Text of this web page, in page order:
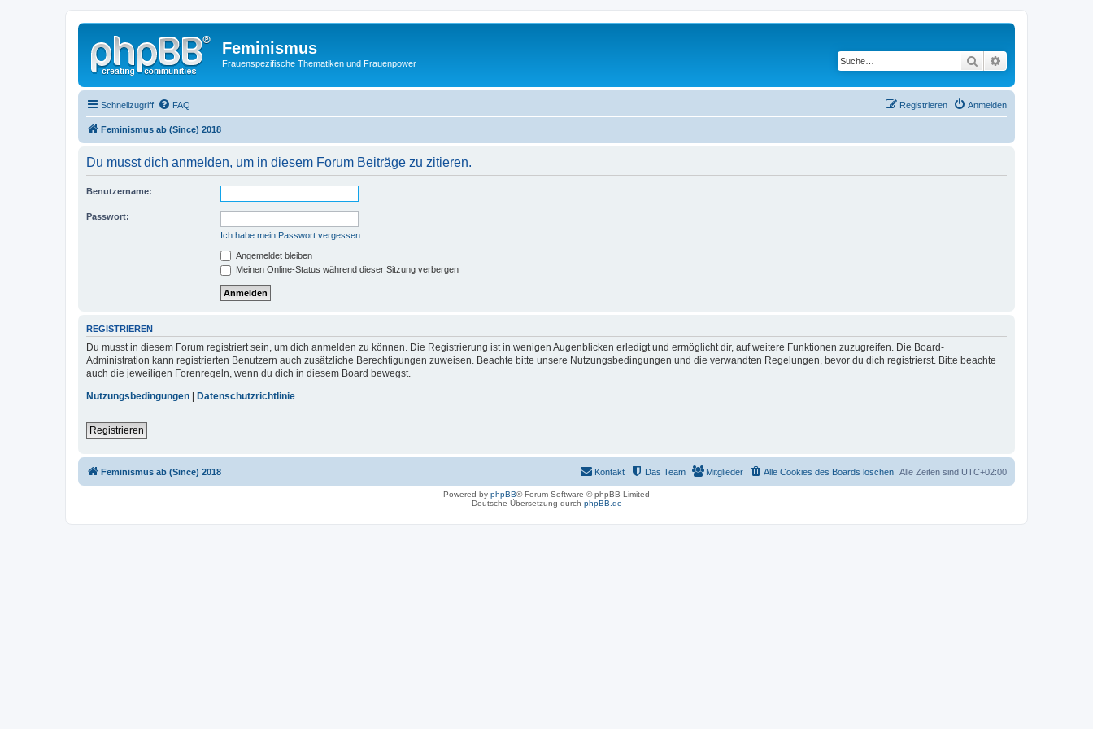
Feminismus
Frauenspezifische Thematiken und Frauenpower Suche
Schnellzugriff FAQ Anmelden
Registrieren
Feminismus ab (Since) 2018
Du musst dich anmelden, um in diesem Forum Beiträge zu zitieren.
Benutzername:
Passwort:
Ich habe mein Passwort vergessen
Angemeldet bleiben
Meinen Online-Status während dieser Sitzung verbergen
REGISTRIEREN
Du musst in diesem Forum registriert sein, um dich anmelden zu können. Die Registrierung ist in wenigen Augenblicken erledigt und ermöglicht dir, auf weitere Funktionen zuzugreifen. Die Board-
Administration kann registrierten Benutzern auch zusätzliche Berechtigungen zuweisen. Beachte bitte unsere Nutzungsbedingungen und die verwandten Regelungen, bevor du dich registrierst. Bitte beachte
auch die jeweiligen Forenregeln, wenn du dich in diesem Board bewegst.
Nutzungsbedingungen
Datenschutzrichtlinie
Registrieren
Feminismus ab (Since) 2018 Alle Zeiten sind UTC+02:00
Alle Cookies des Boards löschen
Mitglieder
Das Team
Kontakt
Powered by phpBB® Forum Software © phpBB Limited
Deutsche Übersetzung durch phpBB.de